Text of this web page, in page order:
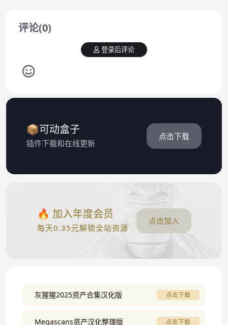
评论(0)
登录后评论
📦可动盒子
插件下载和在线更新
点击下载
🔥 加入年度会员
每天0.35元解锁全站资源
点击加入
灰猩猩2025资产合集汉化版 点击下载
Megascans资产汉化整理版 点击下载